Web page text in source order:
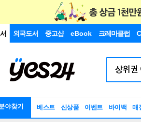
외국도서 중고샵 eBook 크레마클럽
야찾기 베스트 신상품 이벤트 바이백 매